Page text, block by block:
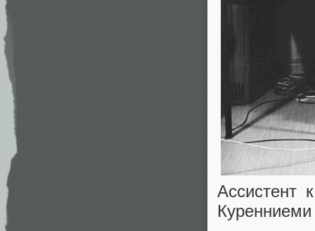
Ассистент
Куренниеми